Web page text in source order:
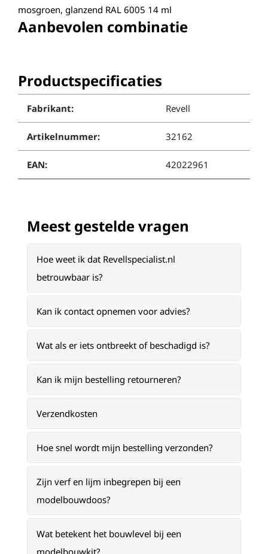
mosgroen, glanzend RAL 6005 14 ml
Aanbevolen combinatie
Productspecificaties
Fabrikant: Revell
Artikelnummer: 32162
EAN: 42022961
Meest gestelde vragen
Hoe weet ik dat Revellspecialist.nl
betrouwbaar is?
Kan ik contact opnemen voor advies?
Wat als er iets ontbreekt of beschadigd is?
Kan ik mijn bestelling retourneren?
Verzendkosten
Hoe snel wordt mijn bestelling verzonden?
Zijn verf en lijm inbegrepen bij een
modelbouwdoos?
Wat betekent het bouwlevel bij een
modelbouwkit?